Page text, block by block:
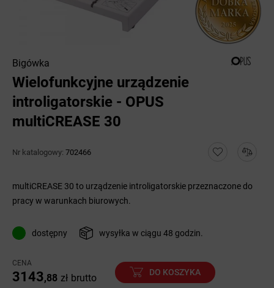
Bigówka
Wielofunkcyjne urządzenie
introligatorskie - OPUS
multiCREASE 30
Nr katalogowy: 702466
multiCREASE 30 to urządzenie introligatorskie przeznaczone do
pracy w warunkach biurowych.
dostępny wysyłka w ciągu 48 godzin.
CENA
3143,88 zł brutto
DO KOSZYKA